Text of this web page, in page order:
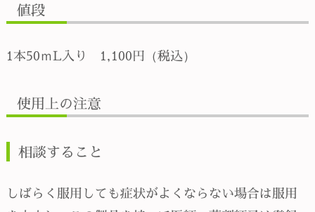
値段
1本50ｍL入り 1,100円（税込）
使用上の注意
相談すること
しばらく服用しても症状がよくならない場合は服用